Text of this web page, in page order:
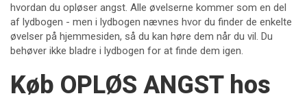
hvordan du opløser angst. Alle øvelserne kommer som en del
af lydbogen - men i lydbogen nævnes hvor du finder de enkelte
øvelser på hjemmesiden, så du kan høre dem når du vil. Du
behøver ikke bladre i lydbogen for at finde dem igen.
Køb OPLØS ANGST hos